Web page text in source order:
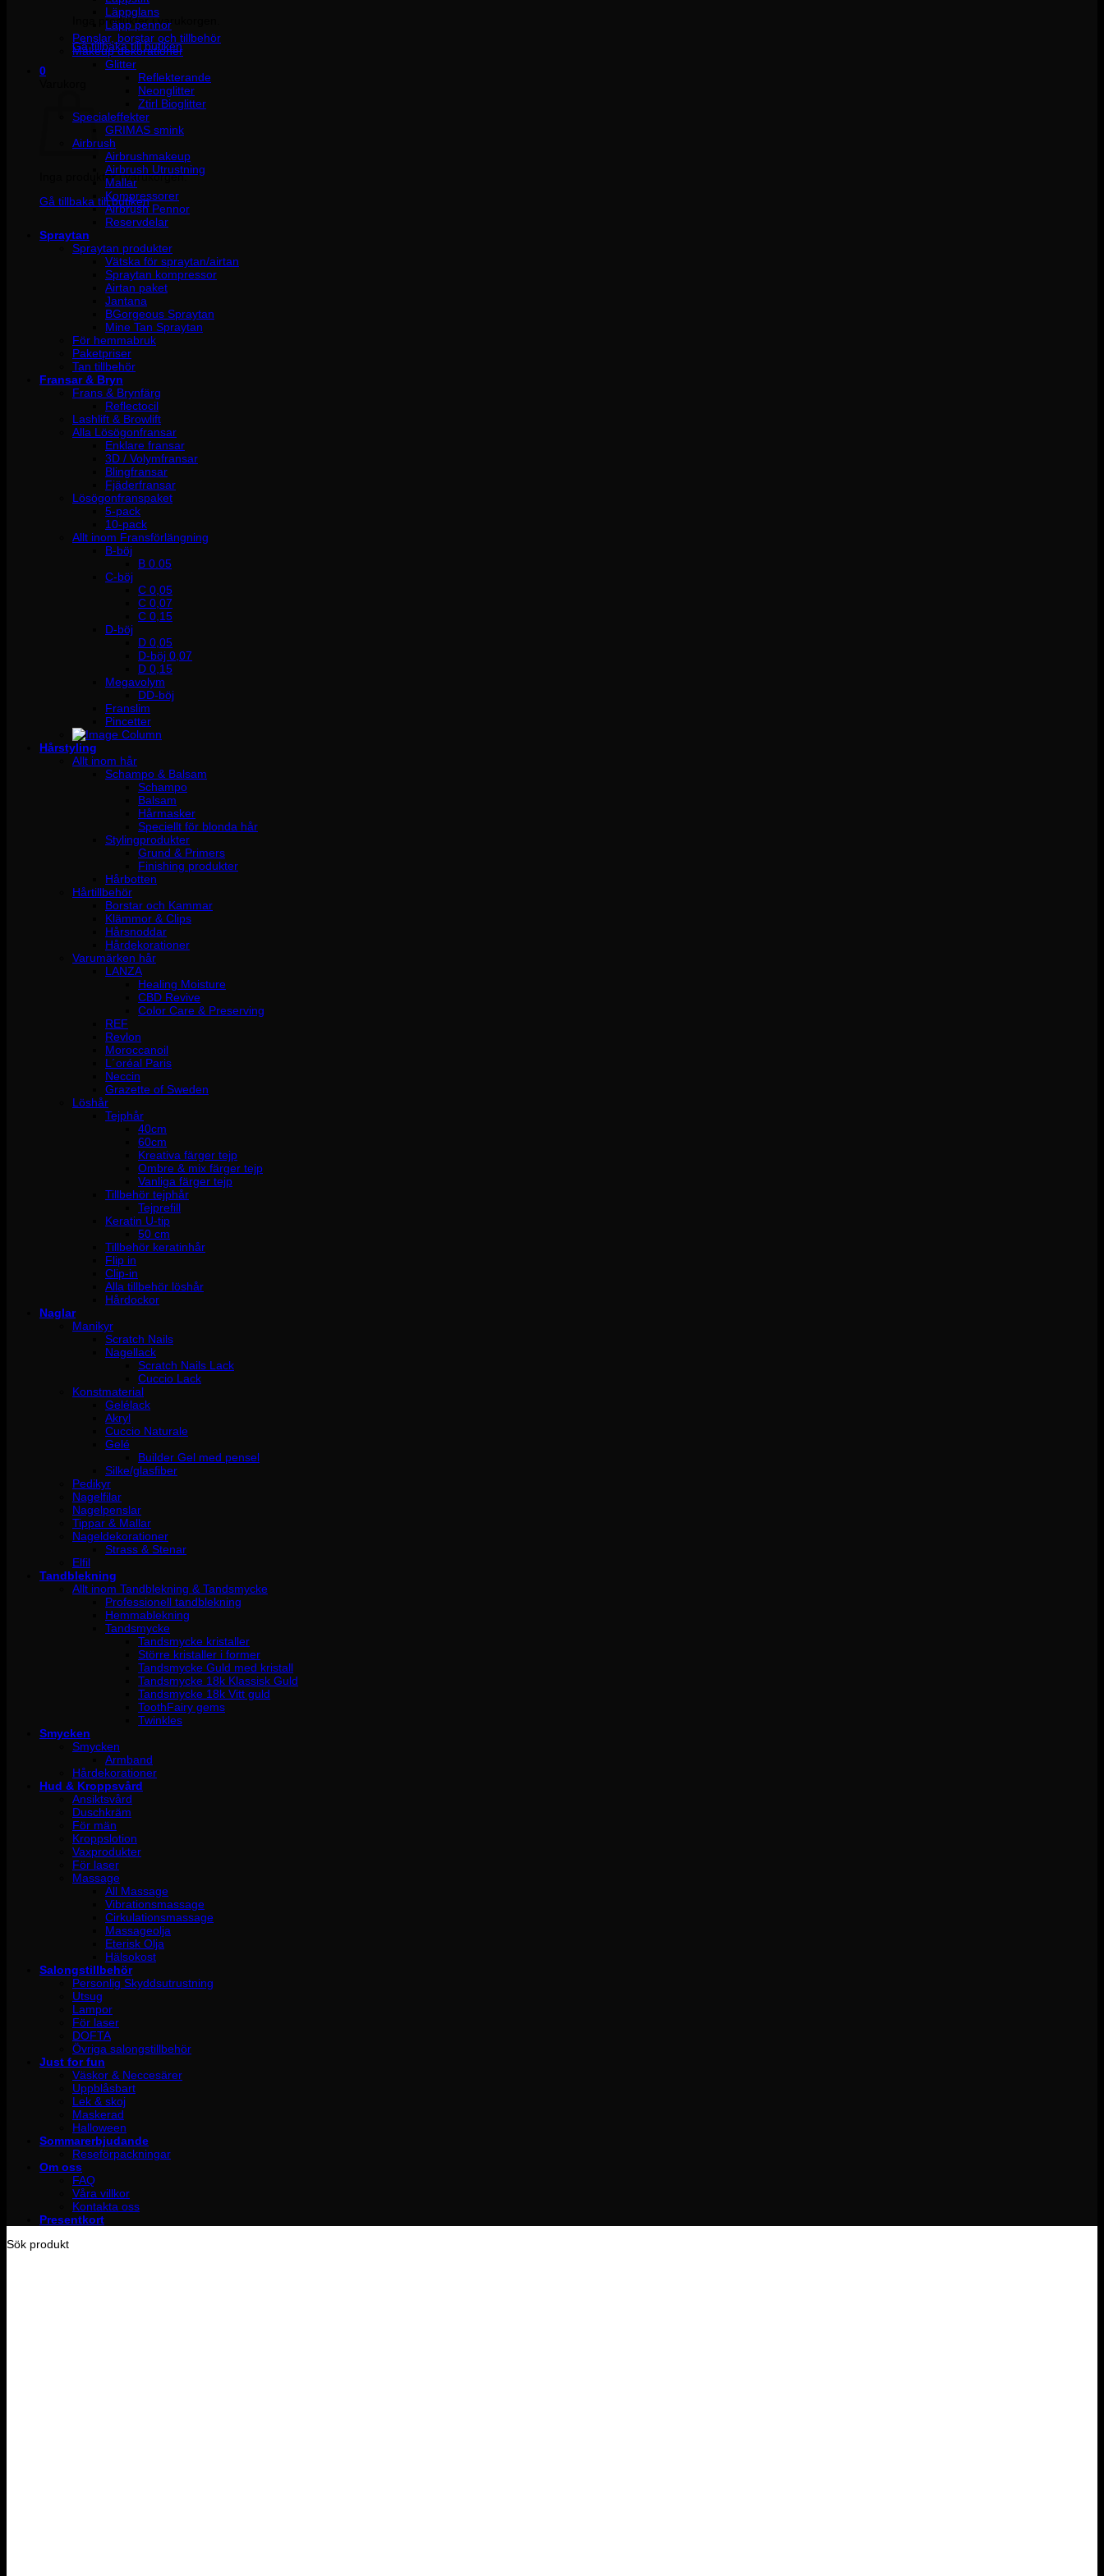
Inga produkter i varukorgen.
Gå tillbaka till butiken
0
Inga produkter i varukorgen.
Gå tillbaka till butiken
Läppglans
Läpp pennor
Penslar, borstar och tillbehör
Makeup dekorationer
Glitter
Reflekterande
Neonglitter
Ztirl Bioglitter
Specialeffekter
GRIMAS smink
Airbrush
Airbrushmakeup
Airbrush Utrustning
Mallar
Kompressorer
Airbrush Pennor
Reservdelar
Spraytan
Spraytan produkter
Vätska för spraytan/airtan
Spraytan kompressor
Airtan paket
Jantana
BGorgeous Spraytan
Mine Tan Spraytan
För hemmabruk
Paketpriser
Tan tillbehör
Fransar & Bryn
Frans & Brynfärg
Reflectocil
Lashlift & Browlift
Alla Lösögonfransar
Enklare fransar
3D / Volymfransar
Blingfransar
Fjäderfransar
Lösögonfranspaket
5-pack
10-pack
Allt inom Fransförlängning
B-böj
B 0.05
C-böj
C 0,05
C 0,07
C 0,15
D-böj
D 0,05
D-böj 0,07
D 0,15
Megavolym
DD-böj
Franslim
Pincetter
Hårstyling
Allt inom hår
Schampo & Balsam
Schampo
Balsam
Hårmasker
Speciellt för blonda hår
Stylingprodukter
Grund & Primers
Finishing produkter
Hårbotten
Hårtillbehör
Borstar och Kammar
Klämmor & Clips
Hårsnoddar
Hårdekorationer
Varumärken hår
LANZA
Healing Moisture
CBD Revive
Color Care & Preserving
REF
Revlon
Moroccanoil
L´oréal Paris
Neccin
Grazette of Sweden
Löshår
Tejphår
40cm
60cm
Kreativa färger tejp
Ombre & mix färger tejp
Vanliga färger tejp
Tillbehör tejphår
Tejprefill
Keratin U-tip
50 cm
Tillbehör keratinhår
Flip in
Clip-in
Alla tillbehör löshår
Hårdockor
Naglar
Manikyr
Scratch Nails
Nagellack
Scratch Nails Lack
Cuccio Lack
Konstmaterial
Gelélack
Akryl
Cuccio Naturale
Gelé
Builder Gel med pensel
Silke/glasfiber
Pedikyr
Nagelfilar
Nagelpenslar
Tippar & Mallar
Nageldekorationer
Strass & Stenar
Elfil
Tandblekning
Allt inom Tandblekning & Tandsmycke
Professionell tandblekning
Hemmablekning
Tandsmycke
Tandsmycke kristaller
Större kristaller i former
Tandsmycke Guld med kristall
Tandsmycke 18k Klassisk Guld
Tandsmycke 18k Vitt guld
ToothFairy gems
Twinkles
Smycken
Smycken
Armband
Hårdekorationer
Hud & Kroppsvård
Ansiktsvård
Duschkräm
För män
Kroppslotion
Vaxprodukter
För laser
Massage
All Massage
Vibrationsmassage
Cirkulationsmassage
Massageolja
Eterisk Olja
Hälsokost
Salongstillbehör
Personlig Skyddsutrustning
Utsug
Lampor
För laser
DOFTA
Övriga salongstillbehör
Just for fun
Väskor & Neccesärer
Uppblåsbart
Lek & skoj
Maskerad
Halloween
Sommarerbjudande
Reseförpackningar
Om oss
FAQ
Våra villkor
Kontakta oss
Presentkort
Sök produkt